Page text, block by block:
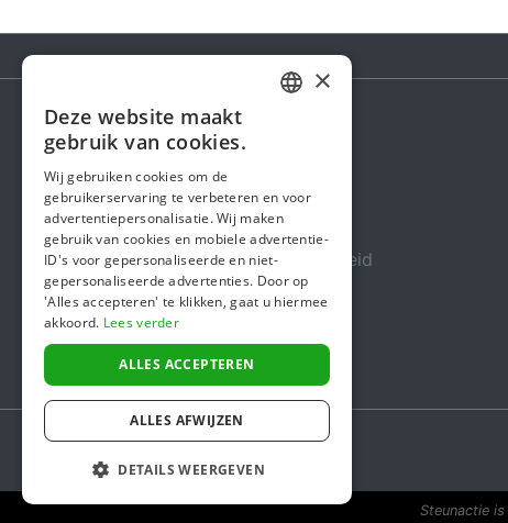
Steunactie
Over ons
In de media
Veiligheid & Betrouwbaarheid
Algemene voorwaarden
Privacybeleid
Cookiebeleid
Steunactie
ENGLISH
×
Deze website maakt
gebruik van cookies.
Wij gebruiken cookies om de
gebruikerservaring te verbeteren en voor
advertentiepersonalisatie. Wij maken
gebruik van cookies en mobiele advertentie-
ID's voor gepersonaliseerde en niet-
gepersonaliseerde advertenties. Door op
'Alles accepteren' te klikken, gaat u hiermee
akkoord. Lees verder
ALLES ACCEPTEREN
ALLES AFWIJZEN
DETAILS WEERGEVEN